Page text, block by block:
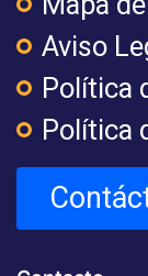
Aviso
Política
Política